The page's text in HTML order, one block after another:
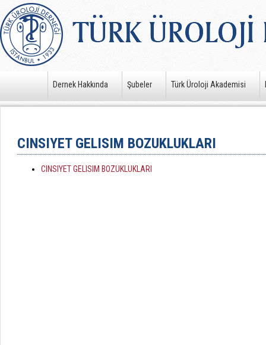
Dernek Hakkında Şubeler Türk Üroloji Akademisi
CINSIYET GELISIM BOZUKLUKLARI
CINSIYET GELISIM BOZUKLUKLARI